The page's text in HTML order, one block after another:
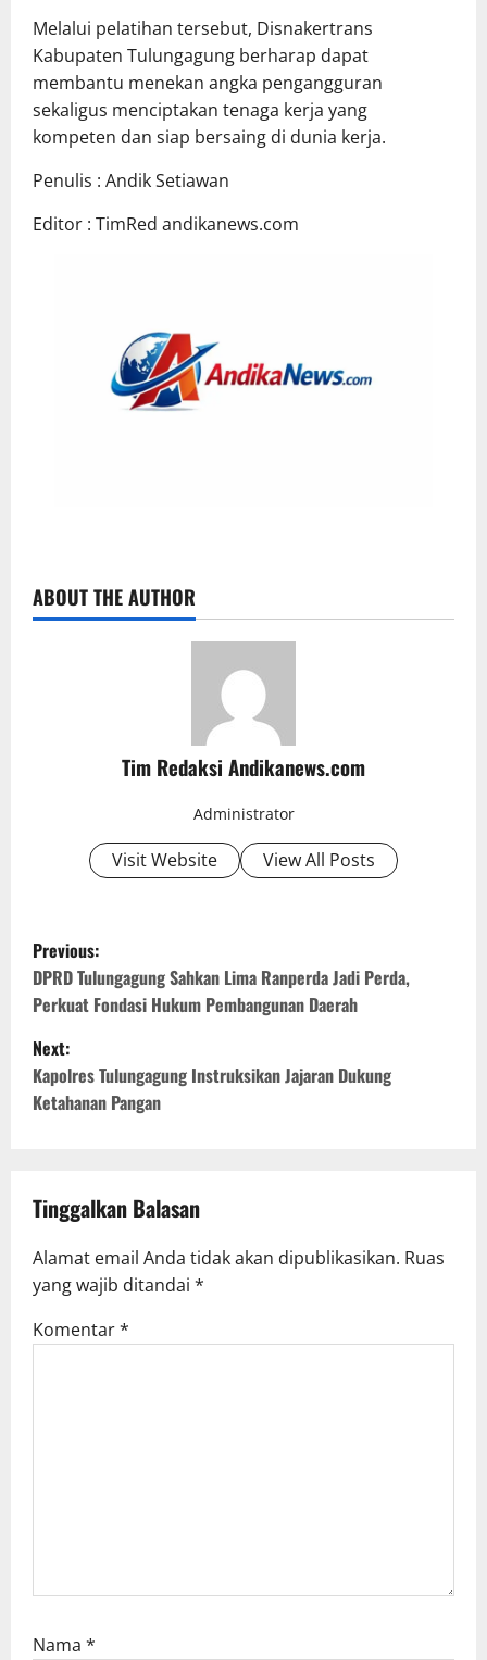
Melalui pelatihan tersebut, Disnakertrans
Kabupaten Tulungagung berharap dapat
membantu menekan angka pengangguran
sekaligus menciptakan tenaga kerja yang
kompeten dan siap bersaing di dunia kerja.
Penulis : Andik Setiawan
Editor : TimRed andikanews.com
ABOUT THE AUTHOR
Tim Redaksi Andikanews.com
Administrator
Visit Website View All Posts
P
o
s
t
n
a
i
g
a
t
i
Previous:
DPRD Tulungagung Sahkan Lima Ranperda Jadi Perda,
Perkuat Fondasi Hukum Pembangunan Daerah
Next:
Kapolres Tulungagung Instruksikan Jajaran Dukung
Ketahanan Pangan
Tinggalkan Balasan
Alamat email Anda tidak akan dipublikasikan. Ruas
yang wajib ditandai *
Komentar*
Nama *